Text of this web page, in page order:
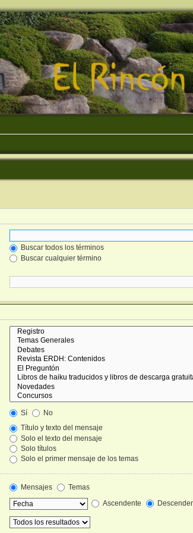
Buscar todos los términos
Buscar cualquier término
Sí
No
Título y texto del mensaje
Solo el texto del mensaje
Solo títulos
Solo el primer mensaje de los temas
Mensajes
Temas
Ascendente